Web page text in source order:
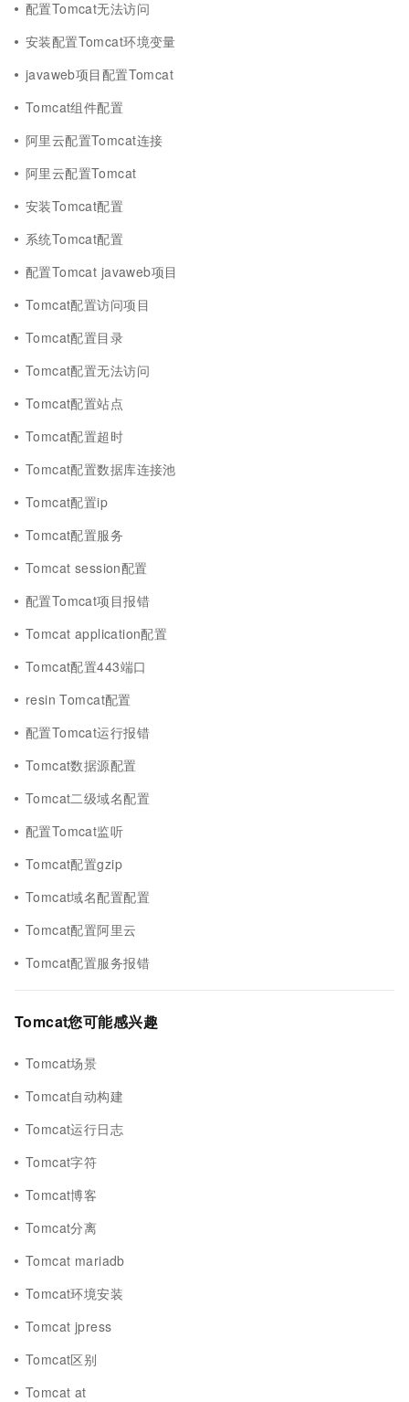
配置Tomcat无法访问
安装配置Tomcat环境变量
javaweb项目配置Tomcat
Tomcat组件配置
阿里云配置Tomcat连接
阿里云配置Tomcat
安装Tomcat配置
系统Tomcat配置
配置Tomcat javaweb项目
Tomcat配置访问项目
Tomcat配置目录
Tomcat配置无法访问
Tomcat配置站点
Tomcat配置超时
Tomcat配置数据库连接池
Tomcat配置ip
Tomcat配置服务
Tomcat session配置
配置Tomcat项目报错
Tomcat application配置
Tomcat配置443端口
resin Tomcat配置
配置Tomcat运行报错
Tomcat数据源配置
Tomcat二级域名配置
配置Tomcat监听
Tomcat配置gzip
Tomcat域名配置配置
Tomcat配置阿里云
Tomcat配置服务报错
Tomcat您可能感兴趣
Tomcat场景
Tomcat自动构建
Tomcat运行日志
Tomcat字符
Tomcat博客
Tomcat分离
Tomcat mariadb
Tomcat环境安装
Tomcat jpress
Tomcat区别
Tomcat at